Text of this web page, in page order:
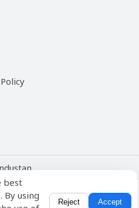
best
By using
Reject Accept